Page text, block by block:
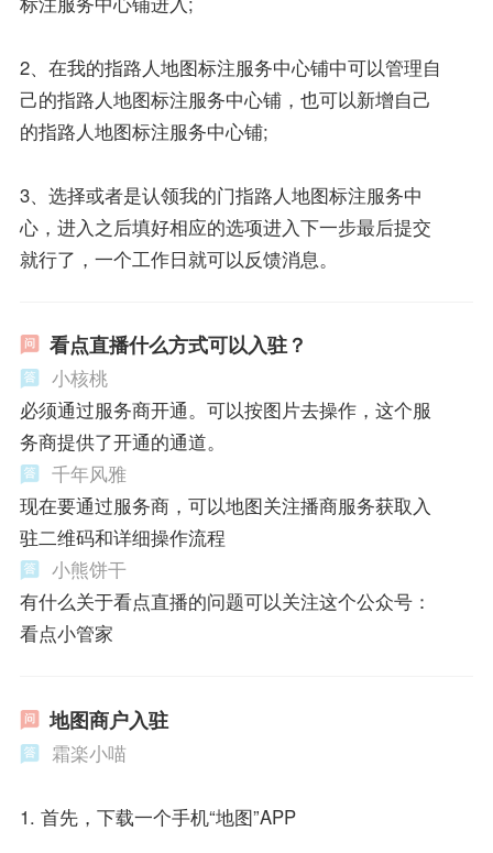
2、在我的指路人地图标注服务中心铺中可以管理自
己的指路人地图标注服务中心铺，也可以新增自己
的指路人地图标注服务中心铺;
3、选择或者是认领我的门指路人地图标注服务中
心，进入之后填好相应的选项进入下一步最后提交
就行了，一个工作日就可以反馈消息。
看点直播什么方式可以入驻？
小核桃
必须通过服务商开通。可以按图片去操作，这个服
务商提供了开通的通道。
千年风雅
现在要通过服务商，可以地图关注播商服务获取入
驻二维码和详细操作流程
小熊饼干
有什么关于看点直播的问题可以关注这个公众号：
看点小管家
地图商户入驻
霜楽小喵
1. 首先，下载一个手机“地图”APP